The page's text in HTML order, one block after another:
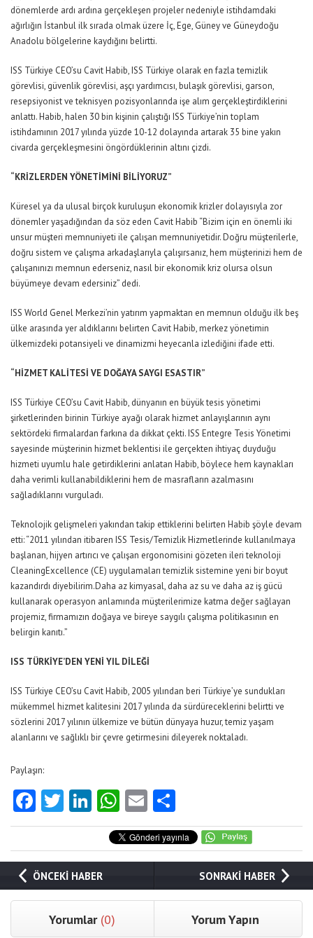
dönemlerde ardı ardına gerçekleşen projeler nedeniyle istihdamdaki
ağırlığın İstanbul ilk sırada olmak üzere İç, Ege, Güney ve Güneydoğu
Anadolu bölgelerine kaydığını belirtti.
ISS Türkiye CEO’su Cavit Habib, ISS Türkiye olarak en fazla temizlik
görevlisi, güvenlik görevlisi, aşçı yardımcısı, bulaşık görevlisi, garson,
resepsiyonist ve teknisyen pozisyonlarında işe alım gerçekleştirdiklerini
anlattı. Habib, halen 30 bin kişinin çalıştığı ISS Türkiye’nin toplam
istihdamının 2017 yılında yüzde 10-12 dolayında artarak 35 bine yakın
civarda gerçekleşmesini öngördüklerinin altını çizdi.
“KRİZLERDEN YÖNETİMİNİ BİLİYORUZ”
Küresel ya da ulusal birçok kuruluşun ekonomik krizler dolayısıyla zor
dönemler yaşadığından da söz eden Cavit Habib “Bizim için en önemli iki
unsur müşteri memnuniyeti ile çalışan memnuniyetidir. Doğru müşterilerle,
doğru sistem ve çalışma arkadaşlarıyla çalışırsanız, hem müşterinizi hem de
çalışanınızı memnun ederseniz, nasıl bir ekonomik kriz olursa olsun
büyümeye devam edersiniz” dedi.
ISS World Genel Merkezi’nin yatırım yapmaktan en memnun olduğu ilk beş
ülke arasında yer aldıklarını belirten Cavit Habib, merkez yönetimin
ülkemizdeki potansiyeli ve dinamizmi heyecanla izlediğini ifade etti.
“HİZMET KALİTESİ VE DOĞAYA SAYGI ESASTIR”
ISS Türkiye CEO’su Cavit Habib, dünyanın en büyük tesis yönetimi
şirketlerinden birinin Türkiye ayağı olarak hizmet anlayışlarının aynı
sektördeki firmalardan farkına da dikkat çekti. ISS Entegre Tesis Yönetimi
sayesinde müşterinin hizmet beklentisi ile gerçekten ihtiyaç duyduğu
hizmeti uyumlu hale getirdiklerini anlatan Habib, böylece hem kaynakları
daha verimli kullanabildiklerini hem de masrafların azalmasını
sağladıklarını vurguladı.
Teknolojik gelişmeleri yakından takip ettiklerini belirten Habib şöyle devam
etti: “2011 yılından itibaren ISS Tesis/Temizlik Hizmetlerinde kullanılmaya
başlanan, hijyen artırıcı ve çalışan ergonomisini gözeten ileri teknoloji
CleaningExcellence (CE) uygulamaları temizlik sistemine yeni bir boyut
kazandırdı diyebilirim.Daha az kimyasal, daha az su ve daha az iş gücü
kullanarak operasyon anlamında müşterilerimize katma değer sağlayan
projemiz, firmamızın doğaya ve bireye saygılı çalışma politikasının en
belirgin kanıtı.”
ISS TÜRKİYE’DEN YENİ YIL DİLEĞİ
ISS Türkiye CEO’su Cavit Habib, 2005 yılından beri Türkiye’ye sundukları
mükemmel hizmet kalitesini 2017 yılında da sürdüreceklerini belirtti ve
sözlerini 2017 yılının ülkemize ve bütün dünyaya huzur, temiz yaşam
alanlarını ve sağlıklı bir çevre getirmesini dileyerek noktaladı.
Paylaşın:
Facebook
Twitter
LinkedIn
WhatsApp
Email
ÖNCEKİ HABER SONRAKİ HABER
Yorumlar (0) Yorum Yapın